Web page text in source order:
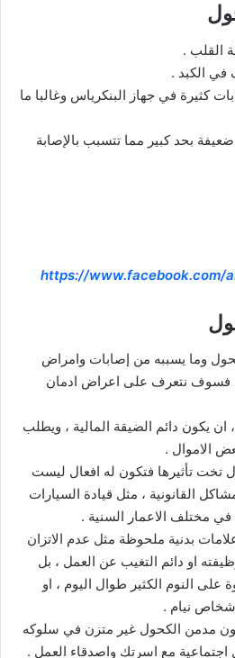
القلب .
الكبد .
كثيرة في جهاز البنكرياس وغالبا ما
بحد كبير مما تتسبب بالإصابة
https://www.facebook.com/
وما يسببه من إصابات وامراض
فسوف نتعرف على اعراض ادمان
يكون دائم الضيقة المالية ، ويطلب
الاموال .
تخت تأثيرها فتكون له افعال ليست
القانونية ، مثل قيادة السيارات
مختلف الاعمار السنية .
بدنية ملحوظة مثل عدم الاتزان
او دائم التغيب عن العمل ، بل
على النوم الكثير طوال اليوم ، او
نيام .
مدمن الكحول غير متزن في سلوكه
اجتماعية مع اسرتك واصدقاء العمل .